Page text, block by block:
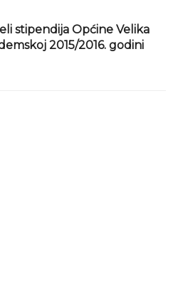
stipendija Općine Velika
2015/2016. godini